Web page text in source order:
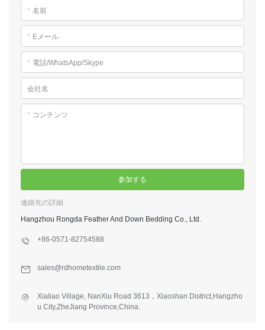
* 名前
* Eメール
* 電話/WhatsApp/Skype
会社名
* コンテンツ
参加する
連絡先の詳細
Hangzhou Rongda Feather And Down Bedding Co., Ltd.
+86-0571-82754588
sales@rdhometextile.com
Xialiao Village, NanXiu Road 3613，Xiaoshan District,Hangzho
u City,ZheJiang Province,China.